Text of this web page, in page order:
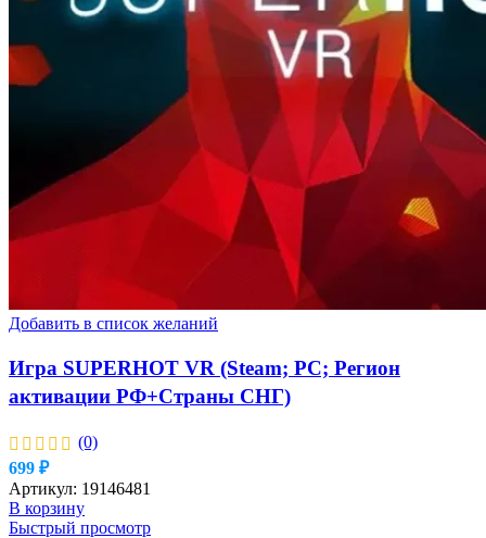
Добавить в список желаний
Игра SUPERHOT VR (Steam; PC; Регион
активации РФ+Страны СНГ)
(0)
699 ₽
Артикул: 19146481
В корзину
Быстрый просмотр